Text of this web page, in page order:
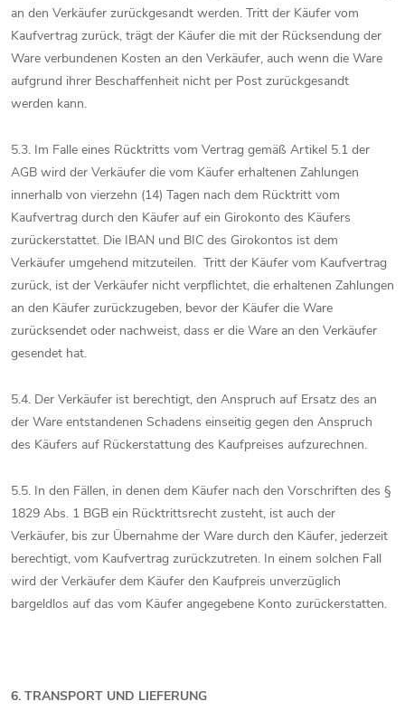
an den Verkäufer zurückgesandt werden. Tritt der Käufer vom
Kaufvertrag zurück, trägt der Käufer die mit der Rücksendung der
Ware verbundenen Kosten an den Verkäufer, auch wenn die Ware
aufgrund ihrer Beschaffenheit nicht per Post zurückgesandt
werden kann.
5.3. Im Falle eines Rücktritts vom Vertrag gemäß Artikel 5.1 der
AGB wird der Verkäufer die vom Käufer erhaltenen Zahlungen
innerhalb von vierzehn (14) Tagen nach dem Rücktritt vom
Kaufvertrag durch den Käufer auf ein Girokonto des Käufers
zurückerstattet. Die IBAN und BIC des Girokontos ist dem
Verkäufer umgehend mitzuteilen. Tritt der Käufer vom Kaufvertrag
zurück, ist der Verkäufer nicht verpflichtet, die erhaltenen Zahlungen
an den Käufer zurückzugeben, bevor der Käufer die Ware
zurücksendet oder nachweist, dass er die Ware an den Verkäufer
gesendet hat.
5.4. Der Verkäufer ist berechtigt, den Anspruch auf Ersatz des an
der Ware entstandenen Schadens einseitig gegen den Anspruch
des Käufers auf Rückerstattung des Kaufpreises aufzurechnen.
5.5. In den Fällen, in denen dem Käufer nach den Vorschriften des §
1829 Abs. 1 BGB ein Rücktrittsrecht zusteht, ist auch der
Verkäufer, bis zur Übernahme der Ware durch den Käufer, jederzeit
berechtigt, vom Kaufvertrag zurückzutreten. In einem solchen Fall
wird der Verkäufer dem Käufer den Kaufpreis unverzüglich
bargeldlos auf das vom Käufer angegebene Konto zurückerstatten.
6. TRANSPORT UND LIEFERUNG